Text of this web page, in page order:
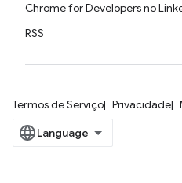
Chrome for Developers no
RSS
Termos de Serviço Privacidade